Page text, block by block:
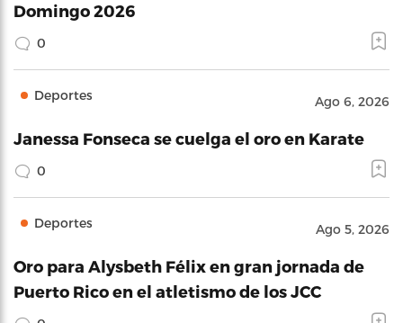
Domingo 2026
0
Deportes Ago 6, 2026
Janessa Fonseca se cuelga el oro en Karate
0
Deportes Ago 5, 2026
Oro para Alysbeth Félix en gran jornada de
Puerto Rico en el atletismo de los JCC